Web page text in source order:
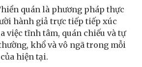
quán là phương pháp thực
hành giả trực tiếp tiếp xúc
việc tĩnh tâm, quán chiếu và tự
khổ và vô ngã trong mỗi
hiện tại.